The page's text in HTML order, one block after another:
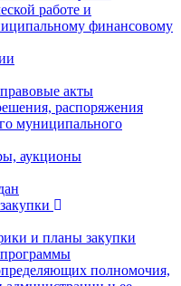
работе и
финансовому
акты
распоряжения
муниципального
аукционы
и планы закупки
полномочия,